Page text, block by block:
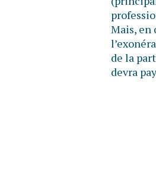
Mais, en
de la
devra